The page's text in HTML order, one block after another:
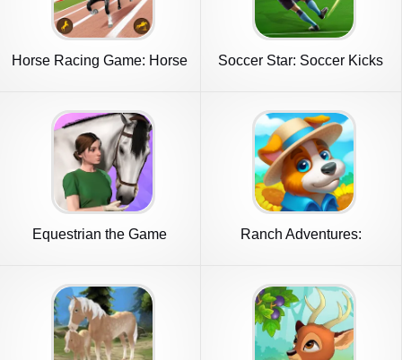
Horse Racing Game: Horse
Soccer Star: Soccer Kicks
Equestrian the Game
Ranch Adventures: